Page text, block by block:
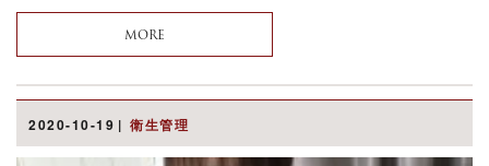
MORE
2020-10-19 衛生管理